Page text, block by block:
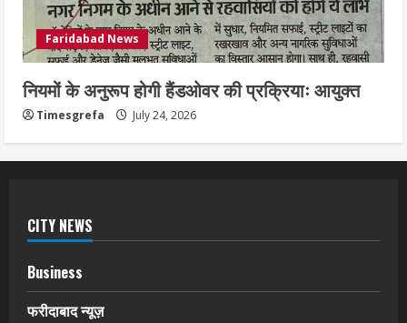
Faridabad News
नियमों के अनुरूप होगी हैंडओवर की प्रक्रियाः आयुक्त
Timesgrefa July 24, 2026
CITY NEWS
Business
फरीदाबाद न्यूज़